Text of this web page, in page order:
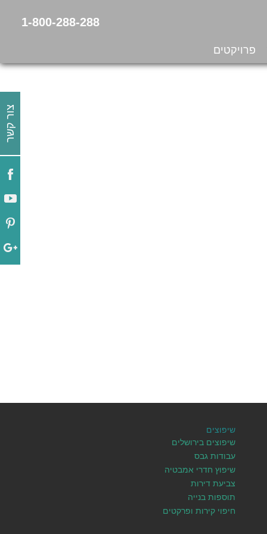
פרויקטים
1-800-288-288
צור קשר
שיפוצים
שיפוצים בירושלים
עבודות גבס
שיפוץ חדרי אמבטיה
צביעת דירות
תוספות בנייה
חיפוי קירות ופרקטים